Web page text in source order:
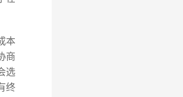
本
商
选
终